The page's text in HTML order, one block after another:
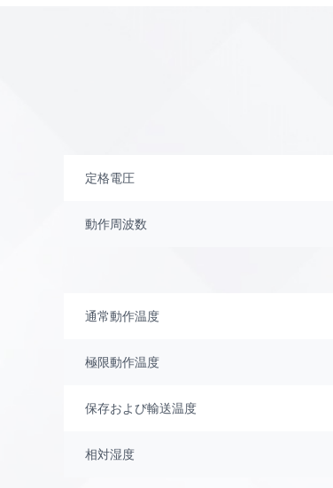
定格電圧
動作周波数
通常動作温度
極限動作温度
保存および輸送温度
相対湿度